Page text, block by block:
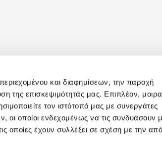
και διαφημίσεων, την παροχή
της επισκεψιμότητάς μας. Επιπλέον,
τον ιστότοπό μας με συνεργάτες
οι οποίοι ενδεχομένως να τις συνδυάσουν
οποίες έχουν συλλέξει σε σχέση με την
MAILING
Για να μαθαίνετε